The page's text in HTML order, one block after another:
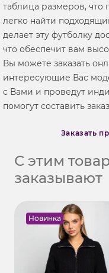
таблица размеров, что
легко найти
делает эту футболку
что обеспечит вам
Вы можете заказать
интересующие Вас
с Вами и проведут
помогут составить
Заказать
С этим
заказывают
Новинка